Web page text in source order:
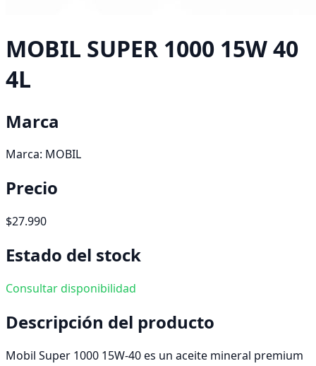
MOBIL SUPER 1000 15W 40
4L
Marca
Marca: MOBIL
Precio
$27.990
Estado del stock
Consultar disponibilidad
Descripción del producto
Mobil Super 1000 15W-40 es un aceite mineral premium